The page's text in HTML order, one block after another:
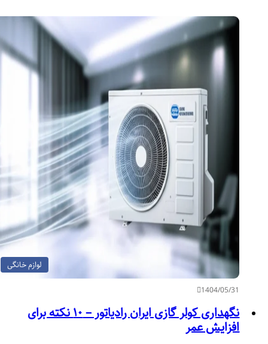
لوازم خانگی
1404/05/31
نگهداری کولر گازی ایران رادیاتور – ۱۰ نکته برای
افزایش عمر